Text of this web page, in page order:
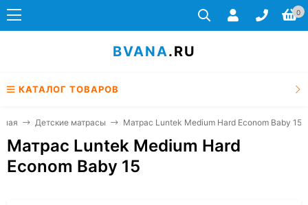
0
BVANA.RU
КАТАЛОГ ТОВАРОВ
Детские матрасы Матрас Luntek Medium Hard Econom Baby 15
Матрас Luntek Medium Hard
Econom Baby 15